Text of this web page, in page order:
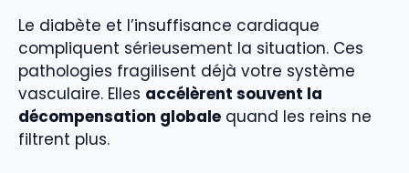
Le diabète et l’insuffisance cardiaque
compliquent sérieusement la situation. Ces
pathologies fragilisent déjà votre système
vasculaire. Elles accélèrent souvent la
décompensation globale quand les reins ne
filtrent plus.